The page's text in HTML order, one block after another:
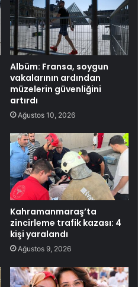
Albüm: Fransa, soygun
vakalarının ardından
müzelerin güvenliğini
artırdı
Ağustos 10, 2026
Kahramanmaraş’ta
zincirleme trafik kazası: 4
kişi yaralandı
Ağustos 9, 2026